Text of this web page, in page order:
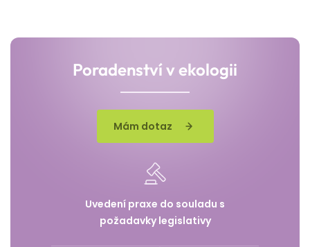
Poradenství v ekologii
Mám dotaz
Uvedení praxe do souladu s
požadavky legislativy